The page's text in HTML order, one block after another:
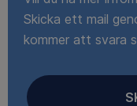
Skicka ett mail
kommer att svara